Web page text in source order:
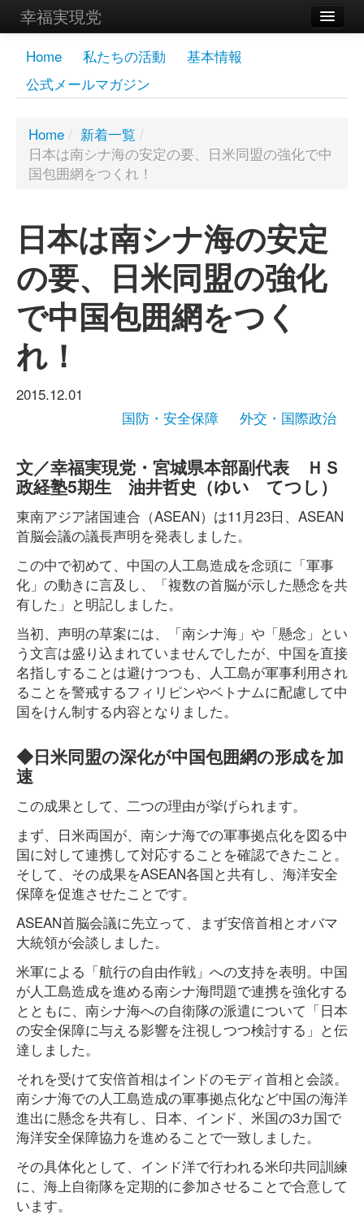
幸福実現党
メンバーズページ
党員
お問い合わせ
Home 私たちの活動
基本情報
公式メールマガジン
Home / 新着一覧 /
日本は南シナ海の安定の要、日米同盟の強化で中
国包囲網をつくれ！
日本は南シナ海の安定
の要、日米同盟の強化
で中国包囲網をつく
れ！
2015.12.01
国防・安全保障
外交・国際政治
文／幸福実現党・宮城県本部副代表 ＨＳ
政経塾5期生 油井哲史（ゆい てつし）
東南アジア諸国連合（ASEAN）は11月23日、ASEAN
首脳会議の議長声明を発表しました。
この中で初めて、中国の人工島造成を念頭に「軍事
化」の動きに言及し、「複数の首脳が示した懸念を共
有した」と明記しました。
当初、声明の草案には、「南シナ海」や「懸念」とい
う文言は盛り込まれていませんでしたが、中国を直接
名指しすることは避けつつも、人工島が軍事利用され
ることを警戒するフィリピンやベトナムに配慮して中
国をけん制する内容となりました。
◆日米同盟の深化が中国包囲網の形成を加
速
この成果として、二つの理由が挙げられます。
まず、日米両国が、南シナ海での軍事拠点化を図る中
国に対して連携して対応することを確認できたこと。
そして、その成果をASEAN各国と共有し、海洋安全
保障を促進させたことです。
ASEAN首脳会議に先立って、まず安倍首相とオバマ
大統領が会談しました。
米軍による「航行の自由作戦」への支持を表明。中国
が人工島造成を進める南シナ海問題で連携を強化する
とともに、南シナ海への自衛隊の派遣について「日本
の安全保障に与える影響を注視しつつ検討する」と伝
達しました。
それを受けて安倍首相はインドのモディ首相と会談。
南シナ海での人工島造成の軍事拠点化など中国の海洋
進出に懸念を共有し、日本、インド、米国の3カ国で
海洋安全保障協力を進めることで一致しました。
その具体化として、インド洋で行われる米印共同訓練
に、海上自衛隊を定期的に参加させることで合意して
います。